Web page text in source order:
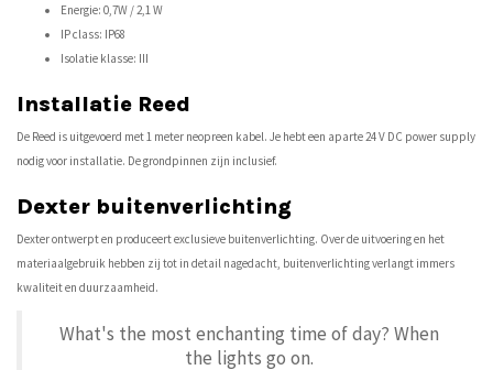
Energie: 0,7W / 2,1 W
IP class: IP68
Isolatie klasse: III
Installatie Reed
De Reed is uitgevoerd met 1 meter neopreen kabel. Je hebt een aparte 24 V DC power supply
nodig voor installatie. De grondpinnen zijn inclusief.
Dexter buitenverlichting
Dexter ontwerpt en produceert exclusieve buitenverlichting. Over de uitvoering en het
materiaalgebruik hebben zij tot in detail nagedacht, buitenverlichting verlangt immers
kwaliteit en duurzaamheid.
What's the most enchanting time of day? When
the lights go on.